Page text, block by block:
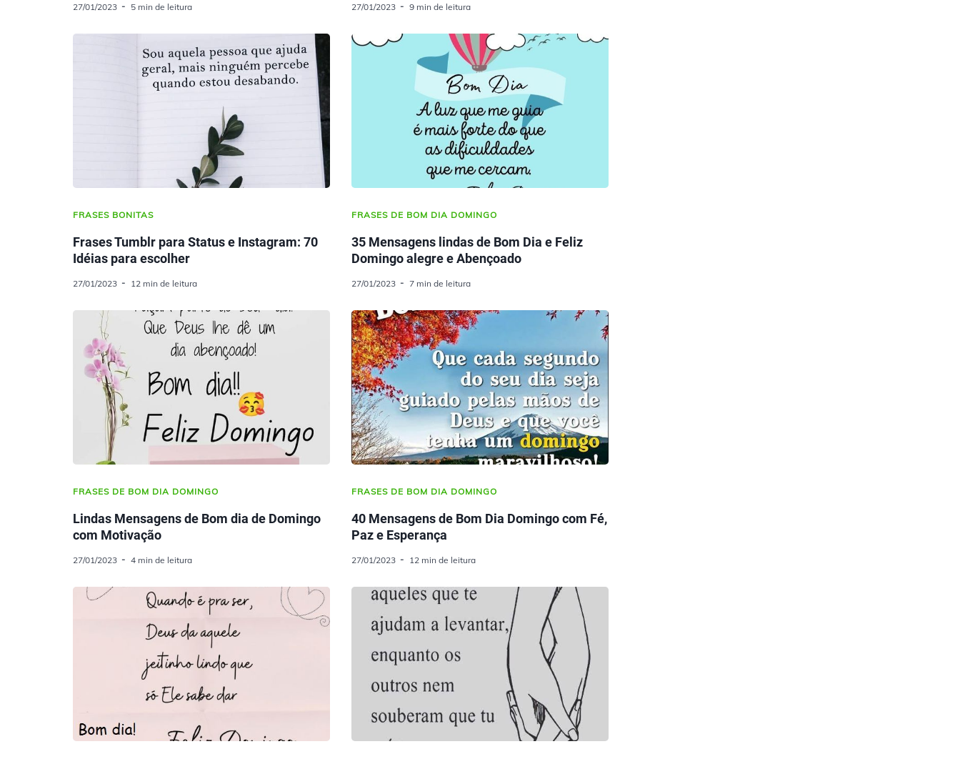
27/01/2023 5 min de leitura 27/01/2023 9 min de leitura
FRASES BONITAS
Frases Tumblr para Status e Instagram: 70
Idéias para escolher
27/01/2023 12 min de leitura
FRASES DE BOM DIA DOMINGO
35 Mensagens lindas de Bom Dia e Feliz
Domingo alegre e Abençoado
27/01/2023 7 min de leitura
FRASES DE BOM DIA DOMINGO
Lindas Mensagens de Bom dia de Domingo
com Motivação
27/01/2023 4 min de leitura
FRASES DE BOM DIA DOMINGO
40 Mensagens de Bom Dia Domingo com Fé,
Paz e Esperança
27/01/2023 12 min de leitura